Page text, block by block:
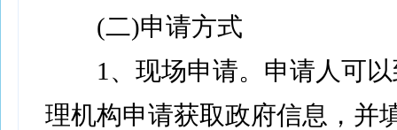
(二)申请方式
1、现场申请。申请人可以
理机构申请获取政府信息，并